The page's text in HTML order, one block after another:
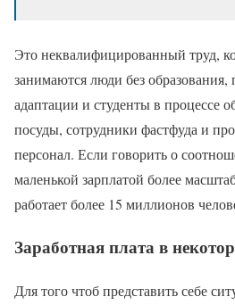
Это неквалифицированный труд,
занимаются люди без образования,
адаптации и студенты в процессе
посуды, сотрудники фастфуда и
персонал. Если говорить о
маленькой зарплатой более
работает более 15 миллионов
Заработная плата в
Для того чтоб представить себе